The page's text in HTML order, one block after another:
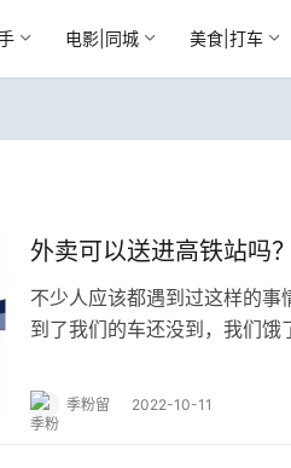
电影|同城 美食|打车
外卖可以送进高铁站吗
不少人应该都遇到过这样的
到了我们的车还没到，我们饿
季粉留 2022-10-11